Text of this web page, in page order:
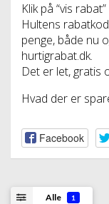
Klik på “vis
Hultens
penge, både nu
hurtigrabat.dk.
Det er let, gratis
Hvad der er
Facebook
Alle 1